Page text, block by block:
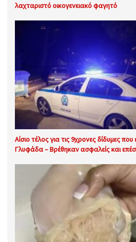
λαχταριστό οικογενειακό φαγητό
Αίσιο τέλος για τις 9χρονες δίδυμες
Γλυφάδα – Βρέθηκαν ασφαλείς και